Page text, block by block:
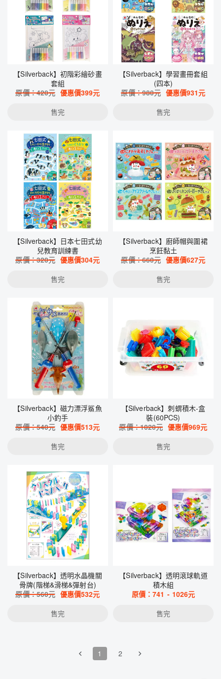
【Silverback】初階彩繪砂畫
套組
原價：420元 優惠價399元
售完
【Silverback】學習畫冊套組
(四本)
原價：980元 優惠價931元
售完
【Silverback】日本七田式幼
兒教育訓練書
原價：320元 優惠價304元
售完
【Silverback】廚師帽與圍裙
烹飪黏土
原價：660元 優惠價627元
售完
【Silverback】磁力漂浮鯊魚
小釣手
原價：540元 優惠價513元
售完
【Silverback】刺蝟積木-盒
裝(60PCS)
原價：1020元 優惠價969元
售完
【Silverback】透明水晶機關
骨牌(階梯&滑梯&彈射台)
原價：560元 優惠價532元
售完
【Silverback】透明滾球軌道
積木組
原價：741 - 1026元
售完
1 2